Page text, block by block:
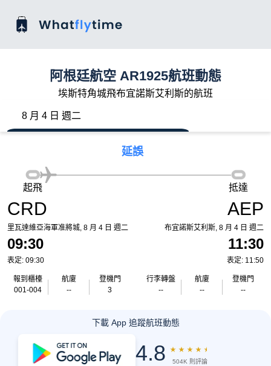
阿根廷航空 AR1925航班動態
埃斯特角城飛布宜諾斯艾利斯的航班
8 月 4 日 週二
延誤
CRD
里瓦達維亞海軍准將城, 8 月 4 日 週二
09:30
表定: 09:30
報到櫃檯
001-004
航廈
--
登機門
3
起飛 抵達
AEP
布宜諾斯艾利斯, 8 月 4 日 週二
11:30
表定: 11:50
行李轉盤
--
航廈
--
登機門
--
下載 App 追蹤航班動態
4.8 ★ ★ ★ ★ ★
504K 則評論